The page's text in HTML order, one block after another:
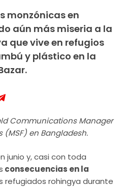
monzónicas en
aún más miseria a la
que vive en refugios
y plástico en la
Communications Manager
(MSF) en Bangladesh.
junio y, casi con toda
consecuencias en la
refugiados rohingya durante